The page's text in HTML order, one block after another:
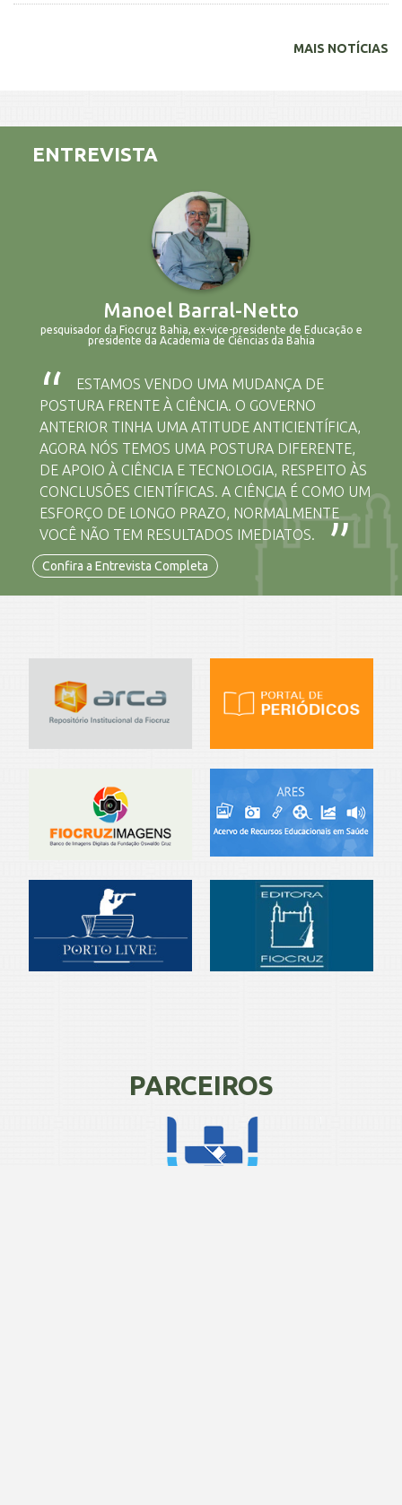
MAIS NOTÍCIAS
ENTREVISTA
Manoel Barral-Netto
pesquisador da Fiocruz Bahia, ex-vice-presidente de Educação e
presidente da Academia de Ciências da Bahia
ESTAMOS VENDO UMA MUDANÇA DE
POSTURA FRENTE À CIÊNCIA. O GOVERNO
ANTERIOR TINHA UMA ATITUDE ANTICIENTÍFICA,
AGORA NÓS TEMOS UMA POSTURA DIFERENTE,
DE APOIO À CIÊNCIA E TECNOLOGIA, RESPEITO ÀS
CONCLUSÕES CIENTÍFICAS. A CIÊNCIA É COMO UM
ESFORÇO DE LONGO PRAZO, NORMALMENTE
VOCÊ NÃO TEM RESULTADOS IMEDIATOS.
Confira a Entrevista Completa
PARCEIROS